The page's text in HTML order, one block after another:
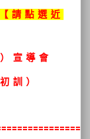
請點選近
宣導會
訓）